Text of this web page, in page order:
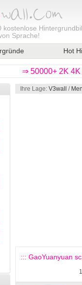
kostenlose
Sprache!
Hot
⇒ 50000+ 2K
Ihre Lage: V3wall /
::: GaoYuanyuan